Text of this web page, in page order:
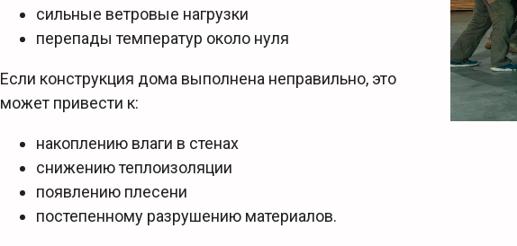
сильные ветровые нагрузки
перепады температур около нуля
Если конструкция дома выполнена неправильно, это
может привести к:
накоплению влаги в стенах
снижению теплоизоляции
появлению плесени
постепенному разрушению материалов.